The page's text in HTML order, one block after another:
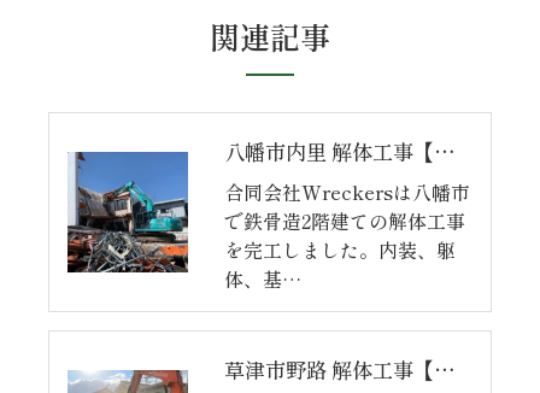
関連記事
八幡市内里 解体工事【完】
合同会社Wreckersは八幡市
で鉄骨造2階建ての解体工事
を完工しました。内装、躯
体、基…
草津市野路 解体工事【完】